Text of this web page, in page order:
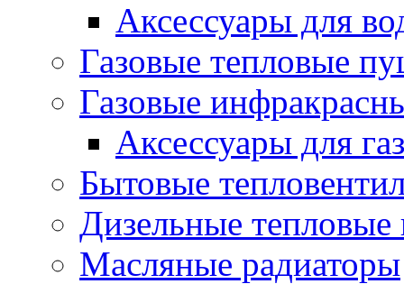
Аксессуары для
Газовые тепловые
Газовые
Аксессуары для
Бытовые
Дизельные
Масляные радиаторы